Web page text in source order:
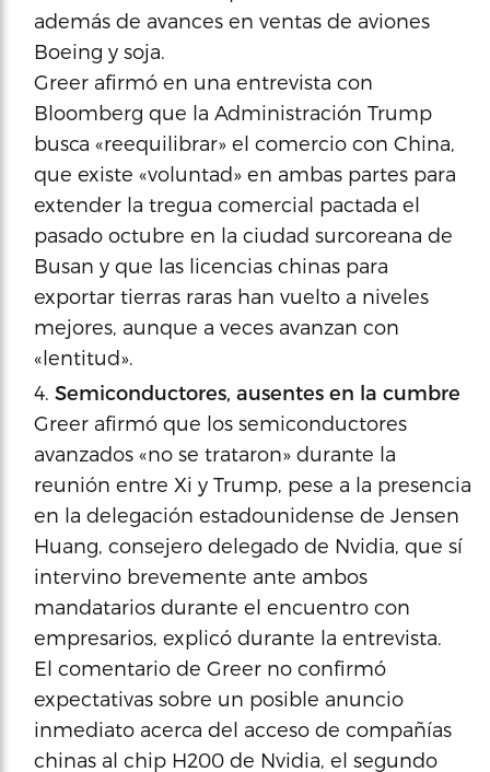
además de avances en ventas de aviones
Boeing y soja.
Greer afirmó en una entrevista con
Bloomberg que la Administración Trump
busca «reequilibrar» el comercio con China,
que existe «voluntad» en ambas partes para
extender la tregua comercial pactada el
pasado octubre en la ciudad surcoreana de
Busan y que las licencias chinas para
exportar tierras raras han vuelto a niveles
mejores, aunque a veces avanzan con
«lentitud».
Semiconductores, ausentes en la cumbre
Greer afirmó que los semiconductores
avanzados «no se trataron» durante la
reunión entre Xi y Trump, pese a la presencia
en la delegación estadounidense de Jensen
Huang, consejero delegado de Nvidia, que sí
intervino brevemente ante ambos
mandatarios durante el encuentro con
empresarios, explicó durante la entrevista.
El comentario de Greer no confirmó
expectativas sobre un posible anuncio
inmediato acerca del acceso de compañías
chinas al chip H200 de Nvidia, el segundo